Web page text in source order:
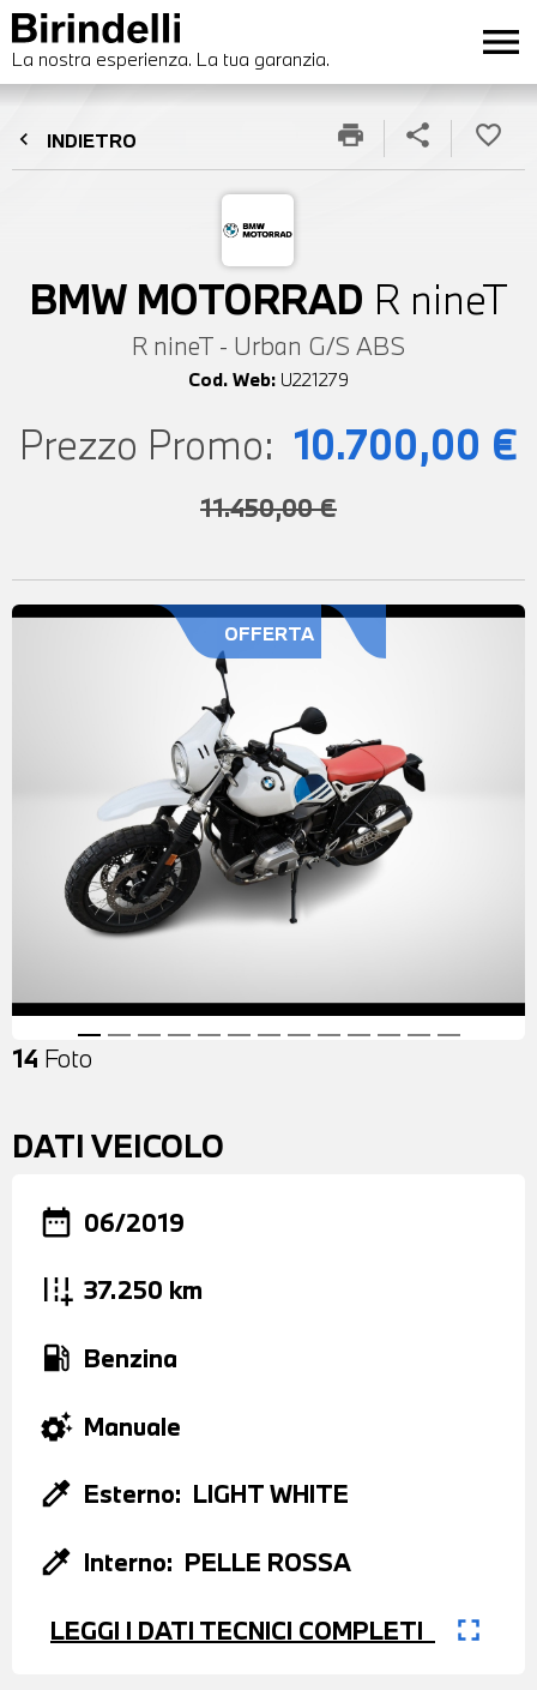
La nostra esperienza. La tua garanzia. menu
chevron_left INDIETRO
BMW MOTORRAD R nineT
R nineT - Urban G/S ABS
Cod. Web: U221279
print share favorite_border
Prezzo Promo: 10.700,00 €
11.450,00 €
OFFERTA
14 Foto
DATI VEICOLO
date_range 06/2019
add_road 37.250 km
local_gas_station Benzina
settings_suggest Manuale
colorize Esterno: LIGHT WHITE
colorize Interno: PELLE ROSSA
LEGGI I DATI TECNICI COMPLETI fullscreen